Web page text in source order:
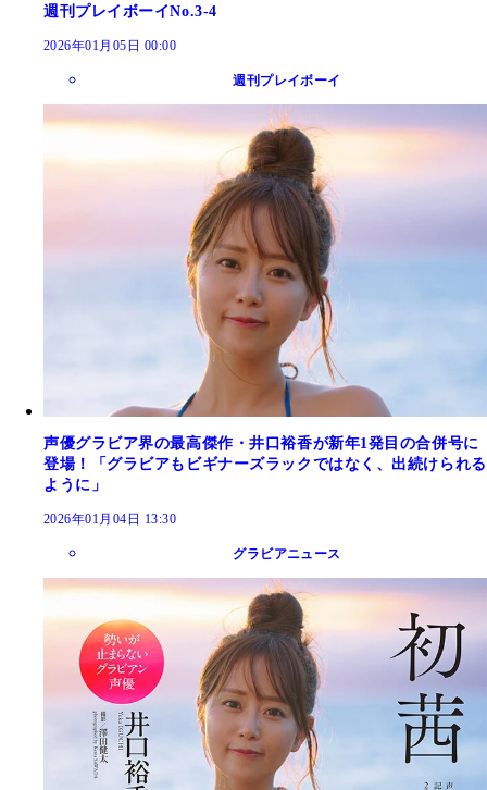
週刊プレイボーイNo.3-4
2026年01月05日 00:00
週刊プレイボーイ
声優グラビア界の最高傑作・井口裕香が新年1発目の合併号に
登場！「グラビアもビギナーズラックではなく、出続けられる
ように」
2026年01月04日 13:30
グラビアニュース